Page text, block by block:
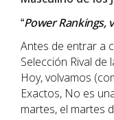
“Power Rankings,
Antes de entrar a
Selección Rival
Hoy, volvamos
Exactos, No es
martes, el martes